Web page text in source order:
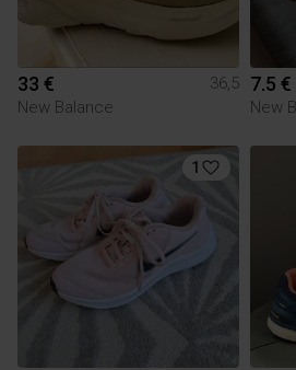
33 €
36,5
New Balance
7.5 €
New
1